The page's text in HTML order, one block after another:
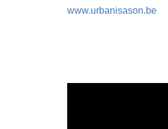
www.urbanisason.be